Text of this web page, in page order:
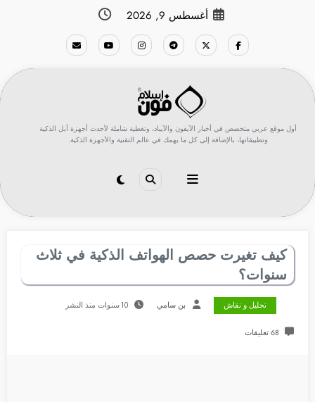
أغسطس 9, 2026
أول موقع عربي متخصص في أخبار الآيفون والآيباد، وتغطية شاملة لأحدث أجهزة أبل الذكية
وتطبيقاتها، بالإضافة إلى كل ما يهمك في عالم التقنية والأجهزة الذكية.
كيف تغيرت حصص الهواتف الذكية في ثلاث
سنوات؟
تحليل و نقاش بن سامي 10 سنوات منذ النشر
68 تعليقات